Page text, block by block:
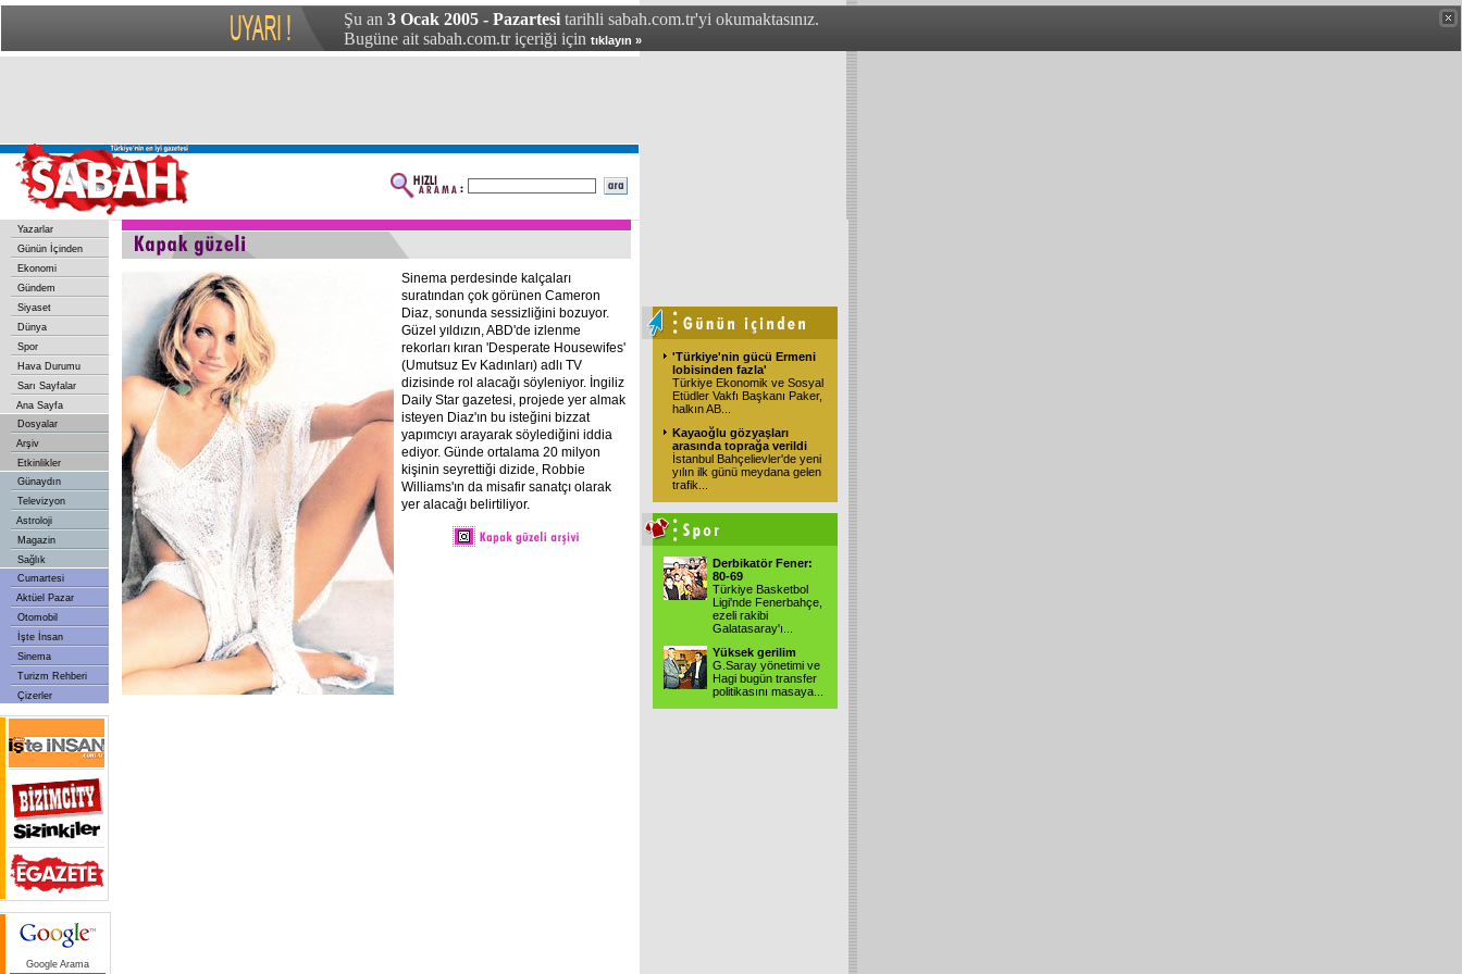
Şu an 3 Ocak 2005 - Pazartesi tarihli sabah.com.tr'yi okumaktasınız.
Bugüne ait sabah.com.tr içeriği için tıklayın »
Yazarlar
Günün İçinden
Ekonomi
Gündem
Siyaset
Dünya
Spor
Hava Durumu
Sarı Sayfalar
Ana Sayfa
Dosyalar
Arşiv
Etkinlikler
Günaydın
Televizyon
Astroloji
Magazin
Sağlık
Cumartesi
Aktüel Pazar
Otomobil
İşte İnsan
Sinema
Turizm Rehberi
Çizerler
Google Arama
Sinema perdesinde kalçaları
suratından çok görünen Cameron
Diaz, sonunda sessizliğini bozuyor.
Güzel yıldızın, ABD'de izlenme
rekorları kıran 'Desperate Housewifes'
(Umutsuz Ev Kadınları) adlı TV
dizisinde rol alacağı söyleniyor. İngiliz
Daily Star gazetesi, projede yer almak
isteyen Diaz'ın bu isteğini bizzat
yapımcıyı arayarak söylediğini iddia
ediyor. Günde ortalama 20 milyon
kişinin seyrettiği dizide, Robbie
Williams'ın da misafir sanatçı olarak
yer alacağı belirtiliyor.
'Türkiye'nin gücü Ermeni
lobisinden fazla'
Türkiye Ekonomik ve Sosyal
Etüdler Vakfı Başkanı Paker,
halkın AB...
Kayaoğlu gözyaşları
arasında toprağa verildi
İstanbul Bahçelievler'de yeni
yılın ilk günü meydana gelen
trafik...
Derbikatör Fener:
80-69
Türkiye Basketbol
Ligi'nde Fenerbahçe,
ezeli rakibi
Galatasaray'ı...
Yüksek gerilim
G.Saray yönetimi ve
Hagi bugün transfer
politikasını masaya...